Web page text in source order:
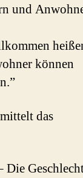
und
können
das
Die